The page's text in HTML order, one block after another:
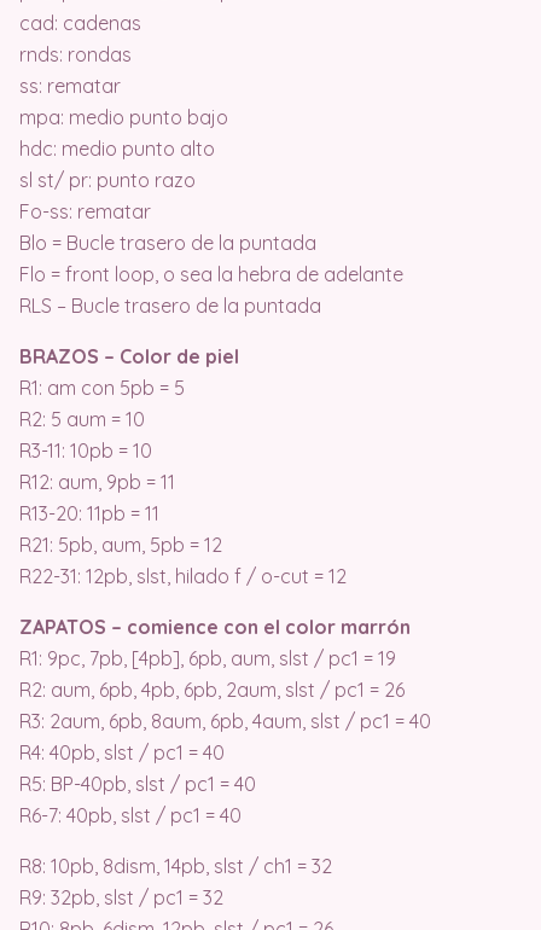
cad: cadenas
rnds: rondas
ss: rematar
mpa: medio punto bajo
hdc: medio punto alto
sl st/ pr: punto razo
Fo-ss: rematar
Blo = Bucle trasero de la puntada
Flo = front loop, o sea la hebra de adelante
RLS – Bucle trasero de la puntada
BRAZOS – Color de piel
R1: am con 5pb = 5
R2: 5 aum = 10
R3-11: 10pb = 10
R12: aum, 9pb = 11
R13-20: 11pb = 11
R21: 5pb, aum, 5pb = 12
R22-31: 12pb, slst, hilado f / o-cut = 12
ZAPATOS – comience con el color marrón
R1: 9pc, 7pb, [4pb], 6pb, aum, slst / pc1 = 19
R2: aum, 6pb, 4pb, 6pb, 2aum, slst / pc1 = 26
R3: 2aum, 6pb, 8aum, 6pb, 4aum, slst / pc1 = 40
R4: 40pb, slst / pc1 = 40
R5: BP-40pb, slst / pc1 = 40
R6-7: 40pb, slst / pc1 = 40
R8: 10pb, 8dism, 14pb, slst / ch1 = 32
R9: 32pb, slst / pc1 = 32